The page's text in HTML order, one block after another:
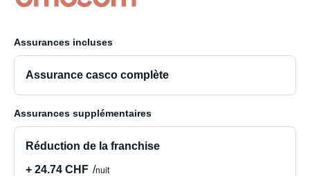
Assurances incluses
Assurance casco complète
Assurances supplémentaires
Réduction de la franchise
+ 24.74 CHF
nuit